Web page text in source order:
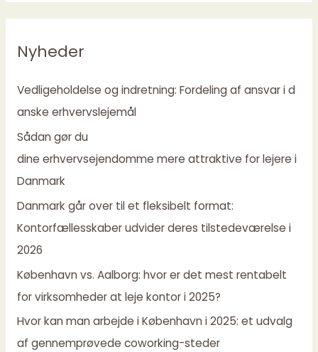
Nyheder
Vedligeholdelse og indretning: Fordeling af ansvar i d
anske erhvervslejemål
Sådan gør du
dine erhvervsejendomme mere attraktive for lejere i
Danmark
Danmark går over til et fleksibelt format:
Kontorfællesskaber udvider deres tilstedeværelse i
2026
København vs. Aalborg: hvor er det mest rentabelt
for virksomheder at leje kontor i 2025?
Hvor kan man arbejde i København i 2025: et udvalg
af gennemprøvede coworking-steder